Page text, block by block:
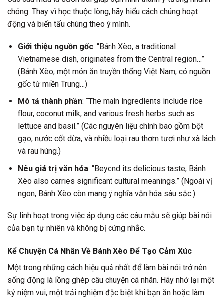
chóng. Thay vì học thuộc lòng, hãy hiểu cách chúng hoạt
động và biến tấu chúng theo ý mình.
Giới thiệu nguồn gốc: “Bánh Xèo, a traditional
Vietnamese dish, originates from the Central region…”
(Bánh Xèo, một món ăn truyền thống Việt Nam, có nguồn
gốc từ miền Trung…)
Mô tả thành phần: “The main ingredients include rice
flour, coconut milk, and various fresh herbs such as
lettuce and basil.” (Các nguyên liệu chính bao gồm bột
gạo, nước cốt dừa, và nhiều loại rau thơm tươi như xà lách
và rau húng.)
Nêu giá trị văn hóa: “Beyond its delicious taste, Bánh
Xèo also carries significant cultural meanings.” (Ngoài vị
ngon, Bánh Xèo còn mang ý nghĩa văn hóa sâu sắc.)
Sự linh hoạt trong việc áp dụng các câu mẫu sẽ giúp bài nói
của bạn tự nhiên và không bị cứng nhắc.
Kể Chuyện Cá Nhân Về Bánh Xèo Để Tạo Cảm Xúc
Một trong những cách hiệu quả nhất để làm bài nói trở nên
sống động là lồng ghép câu chuyện cá nhân. Hãy nhớ lại một
kỷ niệm vui, một trải nghiệm đặc biệt khi bạn ăn hoặc làm